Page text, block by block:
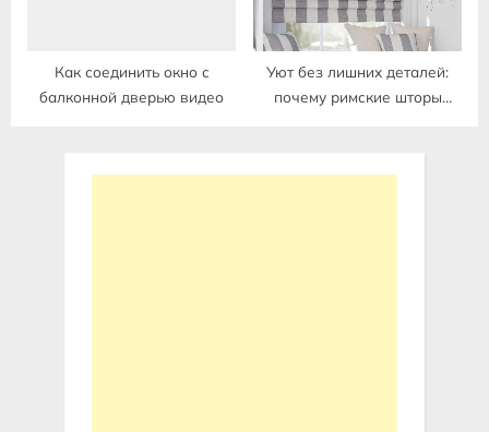
Как соединить окно с
балконной дверью видео
Уют без лишних деталей:
почему римские шторы